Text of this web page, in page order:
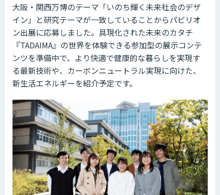
大阪・関西万博のテーマ「いのち輝く未来社会のデザ
イン」と研究テーマが一致していることからパビリオ
ン出展に応募しました。具現化された未来のカタチ
『TADAIMA』の世界を体験できる参加型の展示コンテ
ンツを準備中で、より快適で健康的な暮らしを実現す
る最新技術や、カーボンニュートラル実現に向けた、
新生活エネルギーを紹介予定です。